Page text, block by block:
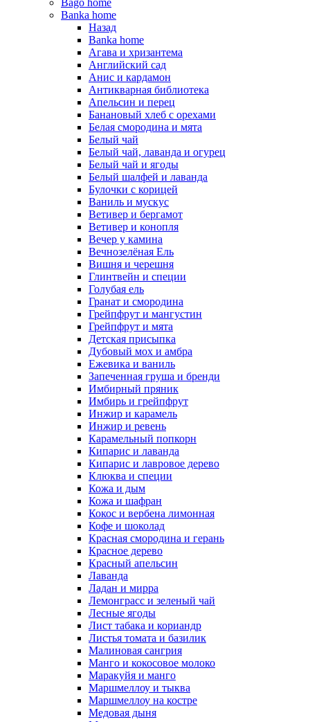
Bago home
Banka home
Назад
Banka home
Агава и хризантема
Английский сад
Анис и кардамон
Антикварная библиотека
Апельсин и перец
Банановый хлеб с орехами
Белая смородина и мята
Белый чай
Белый чай, лаванда и огурец
Белый чай и ягоды
Белый шалфей и лаванда
Булочки с корицей
Ваниль и мускус
Ветивер и бергамот
Ветивер и конопля
Вечер у камина
Вечнозелёная Ель
Вишня и черешня
Глинтвейн и специи
Голубая ель
Гранат и смородина
Грейпфрут и мангустин
Грейпфрут и мята
Детская присыпка
Дубовый мох и амбра
Ежевика и ваниль
Запеченная груша и бренди
Имбирный пряник
Имбирь и грейпфрут
Инжир и карамель
Инжир и ревень
Карамельный попкорн
Кипарис и лаванда
Кипарис и лавровое дерево
Клюква и специи
Кожа и дым
Кожа и шафран
Кокос и вербена лимонная
Кофе и шоколад
Красная смородина и герань
Красное дерево
Красный апельсин
Лаванда
Ладан и мирра
Лемонграсс и зеленый чай
Лесные ягоды
Лист табака и кориандр
Листья томата и базилик
Малиновая сангрия
Манго и кокосовое молоко
Маракуйя и манго
Маршмеллоу и тыква
Маршмеллоу на костре
Медовая дыня